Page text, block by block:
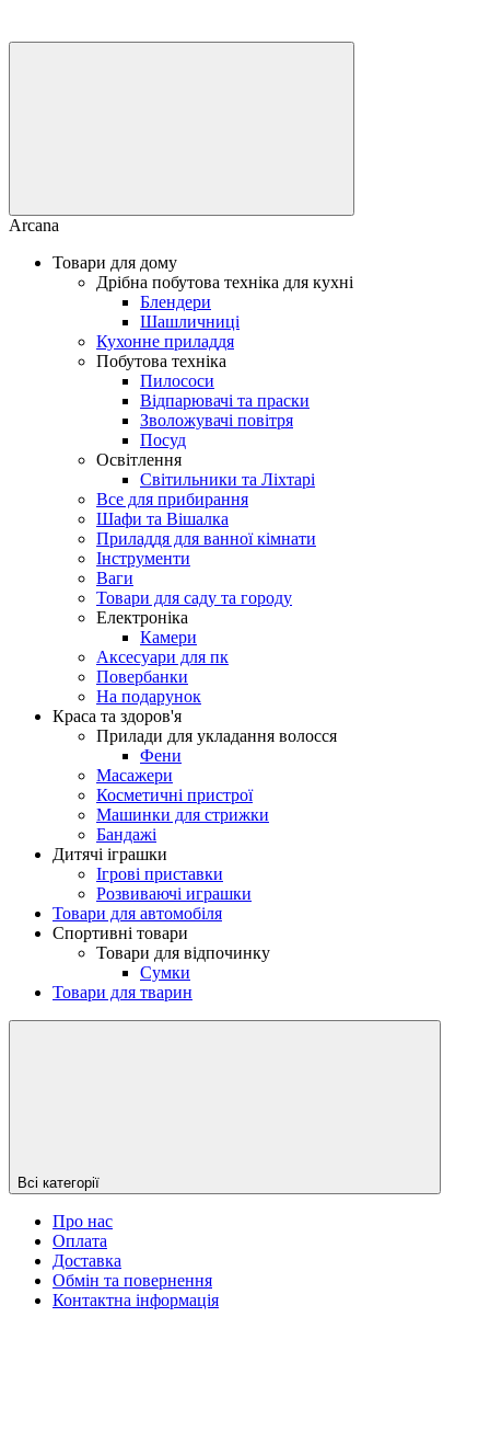
Arcana
Товари для дому
Дрібна побутова техніка для кухні
Блендери
Шашличниці
Кухонне приладдя
Побутова техніка
Пилососи
Відпарювачі та праски
Зволожувачі повітря
Посуд
Освітлення
Світильники та Ліхтарі
Все для прибирання
Шафи та Вішалка
Приладдя для ванної кімнати
Інструменти
Ваги
Товари для саду та городу
Електроніка
Камери
Aксесуари для пк
Повербанки
На подарунок
Краса та здоров'я
Прилади для укладання волосся
Фени
Масажери
Косметичні пристрої
Машинки для стрижки
Бандажі
Дитячі іграшки
Ігрові приставки
Розвиваючі играшки
Товари для автомобіля
Спортивні товари
Товари для відпочинку
Сумки
Товари для тварин
Всі категорії
Про нас
Оплата
Доставка
Обмін та повернення
Контактна інформація